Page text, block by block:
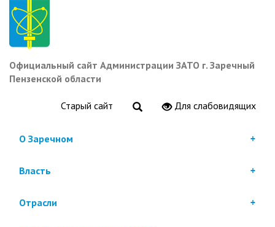
Перейти
основному
содержанию
Официальный сайт Администрации ЗАТО г. Заречный
Пензенской области
Старый сайт Для слабовидящих
О Заречном
Власть
Отрасли